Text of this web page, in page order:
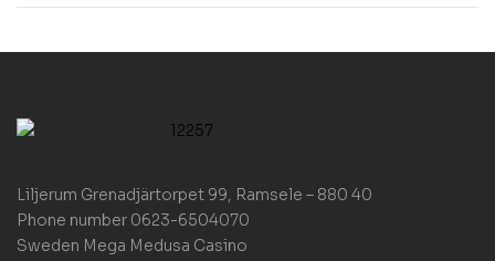
Liljerum Grenadjärtorpet 99, Ramsele – 880 40
Phone number 0623-6504070
Sweden Mega Medusa Casino